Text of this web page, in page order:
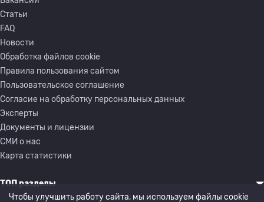
Статьи
FAQ
Новости
Обработка файлов cookie
Правила пользования сайтом
Пользовательское соглашение
Согласие на обработку персональных данных
Эксперты
Документы и лицензии
СМИ о нас
Карта статистики
ТОП разделы
Чтобы улучшить работу сайта, мы используем файлы cookie